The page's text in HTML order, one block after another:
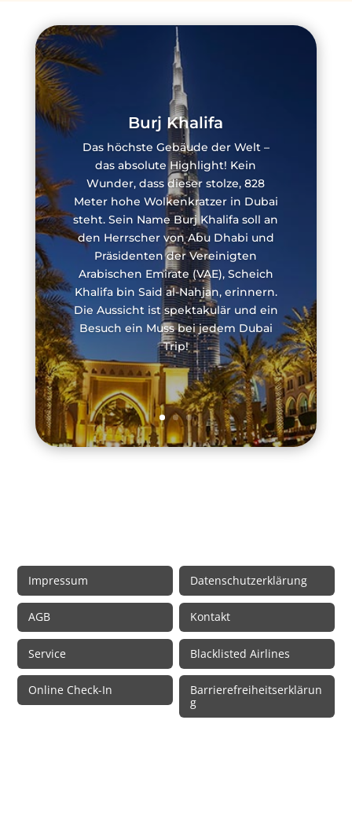
Burj Khalifa
Das höchste Gebäude der Welt –
das absolute Highlight! Kein
Wunder, dass dieser stolze, 828
Meter hohe Wolkenkratzer in Dubai
steht. Sein Name Burj Khalifa soll an
den Herrscher von Abu Dhabi und
Präsidenten der Vereinigten
Arabischen Emirate (VAE), Scheich
Khalifa bin Said al-Nahjan, erinnern.
Die Aussicht ist spektakulär und ein
Besuch ein Muss bei jedem Dubai
Trip!
Impressum Datenschutzerklärung
AGB Kontakt
Service Blacklisted Airlines
Online Check-In
Barrierefreiheitserklärun
g